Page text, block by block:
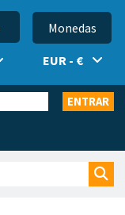
Monedas
EUR - €
ENTRAR